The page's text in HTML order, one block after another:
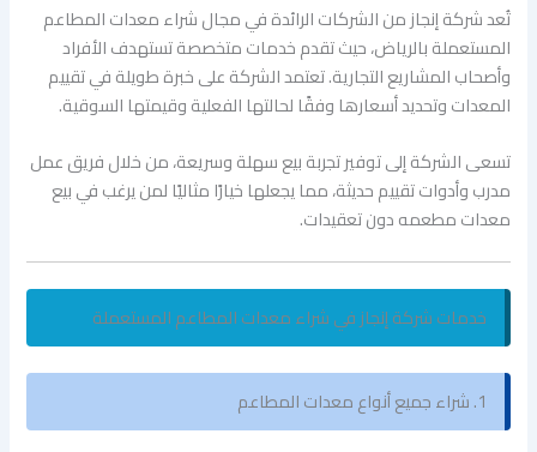
تُعد شركة إنجاز من الشركات الرائدة في مجال شراء معدات المطاعم
المستعملة بالرياض، حيث تقدم خدمات متخصصة تستهدف الأفراد
وأصحاب المشاريع التجارية. تعتمد الشركة على خبرة طويلة في تقييم
المعدات وتحديد أسعارها وفقًا لحالتها الفعلية وقيمتها السوقية.
تسعى الشركة إلى توفير تجربة بيع سهلة وسريعة، من خلال فريق عمل
مدرب وأدوات تقييم حديثة، مما يجعلها خيارًا مثاليًا لمن يرغب في بيع
معدات مطعمه دون تعقيدات.
خدمات شركة إنجاز في شراء معدات المطاعم المستعملة
1. شراء جميع أنواع معدات المطاعم